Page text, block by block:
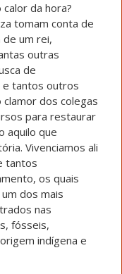
da hora?
tomam conta de
de um rei,
outras
de
e tantos outros
dos colegas
para restaurar
aquilo que
Vivenciamos ali
tantos
os quais
dos mais
nas
fósseis,
indígena e